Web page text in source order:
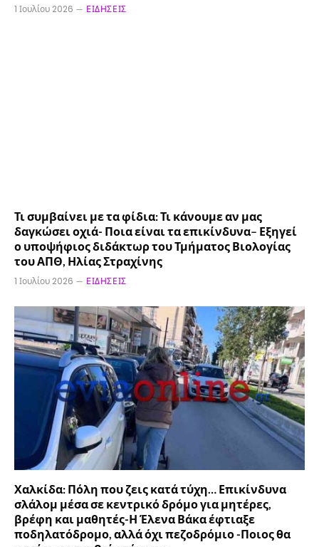
1 Ιουλίου 2026 ΕΙΔΉΣΕΙΣ
Τι συμβαίνει με τα φίδια: Τι κάνουμε αν μας
δαγκώσει οχιά- Ποια είναι τα επικίνδυνα– Εξηγεί
ο υποψήφιος διδάκτωρ του Τμήματος Βιολογίας
του ΑΠΘ, Ηλίας Στραχίνης
1 Ιουλίου 2026 ΕΙΔΉΣΕΙΣ
Χαλκίδα: Πόλη που ζεις κατά τύχη… Επικίνδυνα
σλάλομ μέσα σε κεντρικό δρόμο για μητέρες,
βρέφη και μαθητές-Η Έλενα Βάκα έφτιαξε
ποδηλατόδρομο, αλλά όχι πεζοδρόμιο -Ποιος θα